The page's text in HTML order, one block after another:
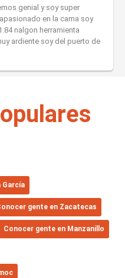
genial y soy super
en la cama soy
nalgon herramienta
ardiente soy del puerto de
García
gente en Zacatecas
Conocer gente en Manzanillo